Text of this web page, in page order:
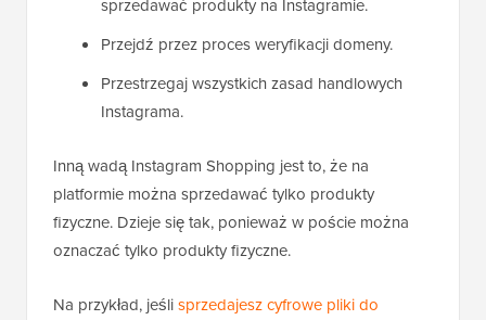
sprzedawać produkty na Instagramie.
Przejdź przez proces weryfikacji domeny.
Przestrzegaj wszystkich zasad handlowych
Instagrama.
Inną wadą Instagram Shopping jest to, że na
platformie można sprzedawać tylko produkty
fizyczne. Dzieje się tak, ponieważ w poście można
oznaczać tylko produkty fizyczne.
Na przykład, jeślisprzedajesz cyfrowe pliki do